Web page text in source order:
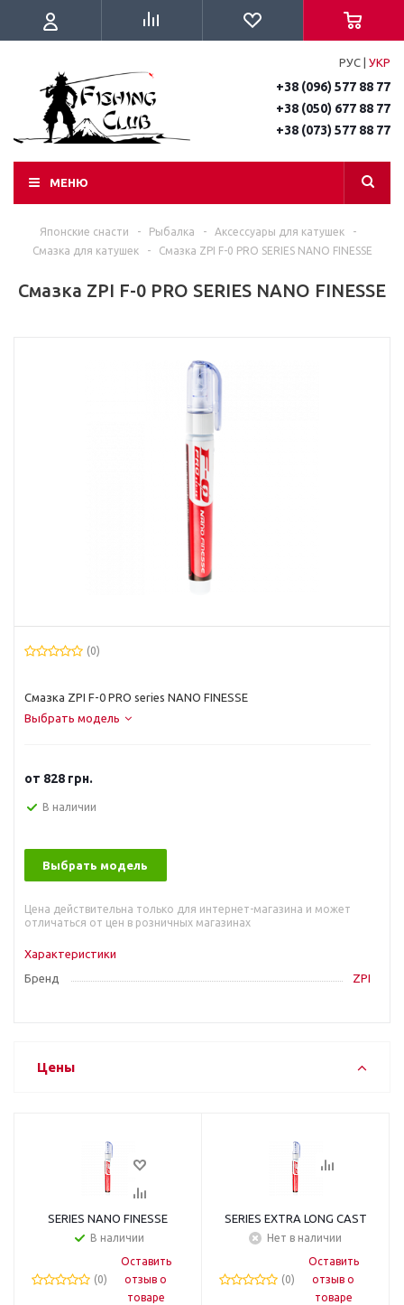
РУС УКР
+38 (096) 577 88 77
+38 (050) 677 88 77
+38 (073) 577 88 77
МЕНЮ
Японские снасти - Рыбалка - Аксессуары для катушек
-
Смазка для катушек
- Смазка ZPI F-0 PRO SERIES NANO FINESSE
Смазка ZPI F-0 PRO SERIES NANO FINESSE
(0)
Смазка ZPI F-0 PRO series NANO FINESSE
Выбрать модель
от 828 грн.
В наличии
Выбрать модель
Цена действительна только для интернет-магазина и может
отличаться от цен в розничных магазинах
Характеристики
Бренд
ZPI
Цены
SERIES NANO FINESSE
В наличии
(0)
Оставить
отзыв о
товаре
SERIES EXTRA LONG CAST
Нет в наличии
(0)
Оставить
отзыв о
товаре